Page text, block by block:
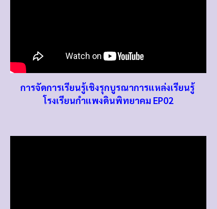
การจัดการเรียนรู้เชิงรุกบูรณาการแหล่งเรียนรู้
โรงเรียนกำแพงดินพิทยาคม EP02